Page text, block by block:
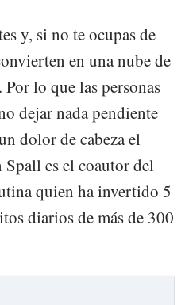
y, si no te ocupas de
en una nube de
lo que las personas
dejar nada pendiente
dolor de cabeza el
es el coautor del
quien ha invertido 5
diarios de más de 300